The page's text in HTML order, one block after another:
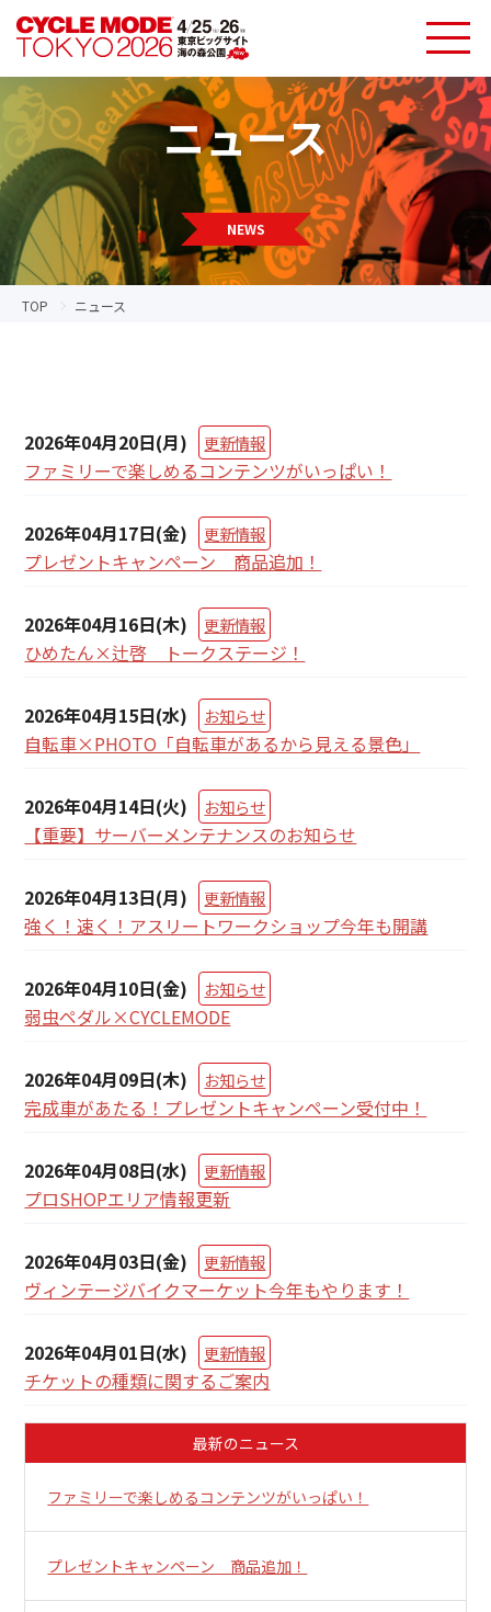
ニュース
NEWS
TOP ニュース
2026年04月20日(月) 更新情報
ファミリーで楽しめるコンテンツがいっぱい！
2026年04月17日(金) 更新情報
プレゼントキャンペーン 商品追加！
2026年04月16日(木) 更新情報
ひめたん×辻啓 トークステージ！
2026年04月15日(水) お知らせ
自転車×PHOTO「自転車があるから見える景色」
2026年04月14日(火) お知らせ
【重要】サーバーメンテナンスのお知らせ
2026年04月13日(月) 更新情報
強く！速く！アスリートワークショップ今年も開講
2026年04月10日(金) お知らせ
弱虫ペダル×CYCLEMODE
2026年04月09日(木) お知らせ
完成車があたる！プレゼントキャンペーン受付中！
2026年04月08日(水) 更新情報
プロSHOPエリア情報更新
2026年04月03日(金) 更新情報
ヴィンテージバイクマーケット今年もやります！
2026年04月01日(水) 更新情報
チケットの種類に関するご案内
最新のニュース
ファミリーで楽しめるコンテンツがいっぱい！
プレゼントキャンペーン 商品追加！